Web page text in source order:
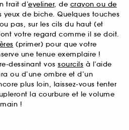
trait d’eyeliner, de crayon ou de
yeux de biche. Quelques touches
pas, sur les cils du haut (et
votre regard comme il se doit.
(primer) pour que votre
une tenue exemplaire !
dessinant vos sourcils à l’aide
ou d’une ombre et d’un
plus loin, laissez-vous tenter
la courbure et le volume
!